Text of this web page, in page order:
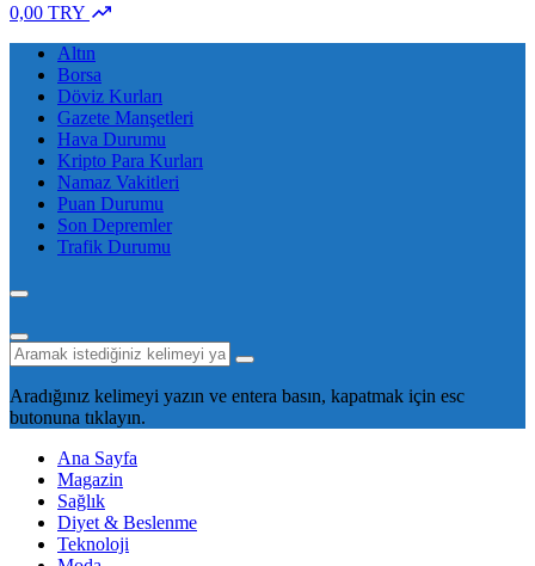
0,00 TRY
Altın
Borsa
Döviz Kurları
Gazete Manşetleri
Hava Durumu
Kripto Para Kurları
Namaz Vakitleri
Puan Durumu
Son Depremler
Trafik Durumu
Aradığınız kelimeyi yazın ve entera basın, kapatmak için esc
butonuna tıklayın.
Ana Sayfa
Magazin
Sağlık
Diyet & Beslenme
Teknoloji